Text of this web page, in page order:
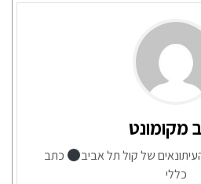
מקומונט
של קול תל אביב
כתב
כללי